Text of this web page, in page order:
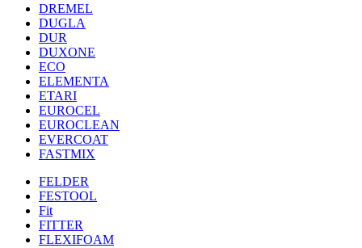
DREMEL
DUGLA
DUR
DUXONE
ECO
ELEMENTA
ETARI
EUROCEL
EUROCLEAN
EVERCOAT
FASTMIX
FELDER
FESTOOL
Fit
FITTER
FLEXIFOAM